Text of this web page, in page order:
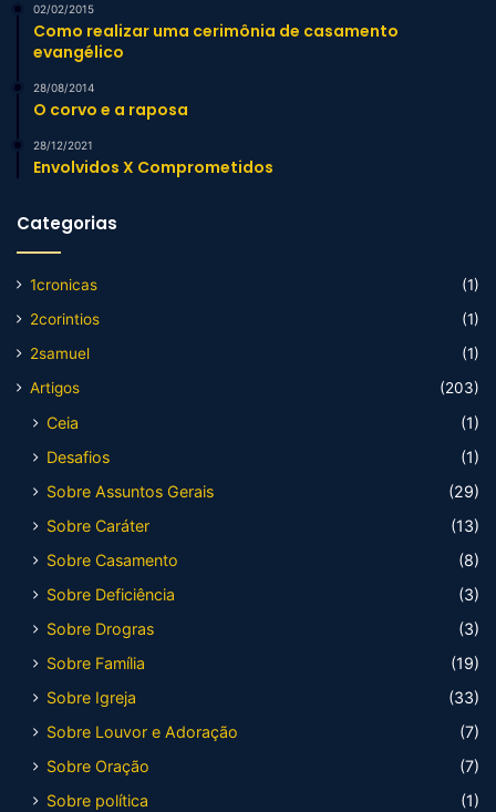
02/02/2015
Como realizar uma cerimônia de casamento
evangélico
28/08/2014
O corvo e a raposa
28/12/2021
Envolvidos X Comprometidos
Categorias
1cronicas
(1)
2corintios
(1)
2samuel
(1)
Artigos
(203)
Ceia
(1)
Desafios
(1)
Sobre Assuntos Gerais
(29)
Sobre Caráter
(13)
Sobre Casamento
(8)
Sobre Deficiência
(3)
Sobre Drogras
(3)
Sobre Família
(19)
Sobre Igreja
(33)
Sobre Louvor e Adoração
(7)
Sobre Oração
(7)
Sobre política
(1)